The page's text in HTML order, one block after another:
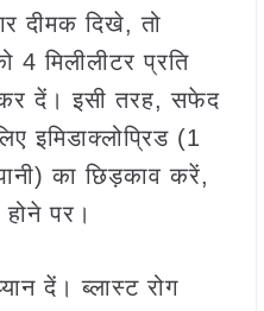
दीमक दिखे, तो
4 मिलीलीटर प्रति
दें। इसी तरह, सफेद
इमिडाक्लोप्रिड (1
का छिड़काव करें,
पर।
दें। ब्लास्ट रोग